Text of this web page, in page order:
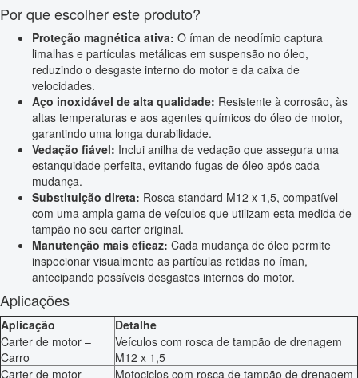
Por que escolher este produto?
Proteção magnética ativa: O íman de neodímio captura
limalhas e partículas metálicas em suspensão no óleo,
reduzindo o desgaste interno do motor e da caixa de
velocidades.
Aço inoxidável de alta qualidade: Resistente à corrosão, às
altas temperaturas e aos agentes químicos do óleo de motor,
garantindo uma longa durabilidade.
Vedação fiável: Inclui anilha de vedação que assegura uma
estanquidade perfeita, evitando fugas de óleo após cada
mudança.
Substituição direta: Rosca standard M12 x 1,5, compatível
com uma ampla gama de veículos que utilizam esta medida de
tampão no seu carter original.
Manutenção mais eficaz: Cada mudança de óleo permite
inspecionar visualmente as partículas retidas no íman,
antecipando possíveis desgastes internos do motor.
Aplicações
Aplicação
Detalhe
Carter de motor –
Carro
Veículos com rosca de tampão de drenagem
M12 x 1,5
Carter de motor –
Motociclos com rosca de tampão de drenagem